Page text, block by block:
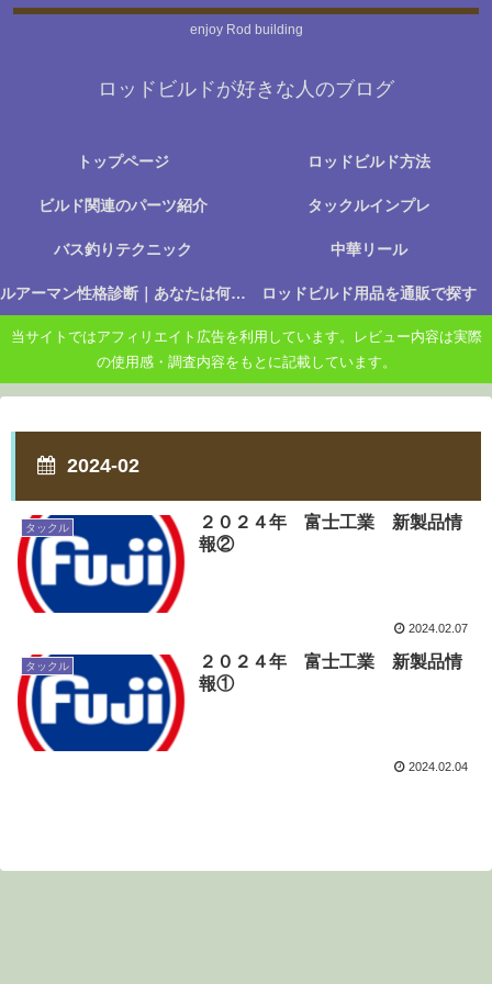
enjoy Rod building
ロッドビルドが好きな人のブログ
トップページ ロッドビルド方法
ビルド関連のパーツ紹介 タックルインプレ
バス釣りテクニック 中華リール
ルアーマン性格診断｜あなたは何に楽しさを感じる釣り人か？ ロッドビルド用品を通販で探す
当サイトではアフィリエイト広告を利用しています。レビュー内容は実際
の使用感・調査内容をもとに記載しています。
2024-02
タックル
２０２４年 富士工業 新製品情
報②
2024.02.07
タックル
２０２４年 富士工業 新製品情
報①
2024.02.04